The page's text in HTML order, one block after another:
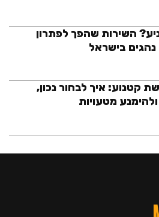
השירות שהפך לפתרון
בישראל
קטנוע: איך לבחור נכון,
מטעויות